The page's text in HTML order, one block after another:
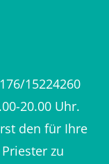
15224260
20.00 Uhr.
den für Ihre
zu